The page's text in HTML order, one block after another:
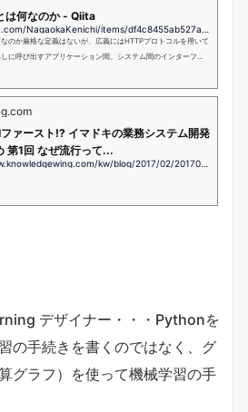
は何なのか - Qiita
https://qiita.com/NagaokaKenichi/items/df4c8455ab527aeacf02
のか厳格な定義はないが、広義にはHTTPプロトコルを用いて
に呼び出すアプリケーション間、システム間のインターフェ
ァースト!? イマドキの業務システム開発
第1回 なぜ流行って...
https://www.knowledgewing.com/kw/blog/2017/02/201702230900.html
デザイナー・・・Pythonを
の手続きを書くのではなく、グ
グラフ）を使って機械学習の手